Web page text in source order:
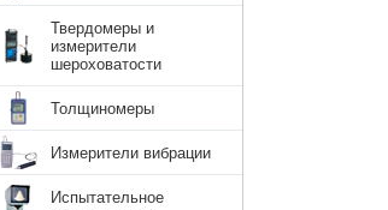
Твердомеры и
измерители
шероховатости
Толщиномеры
Измерители вибрации
Испытательное